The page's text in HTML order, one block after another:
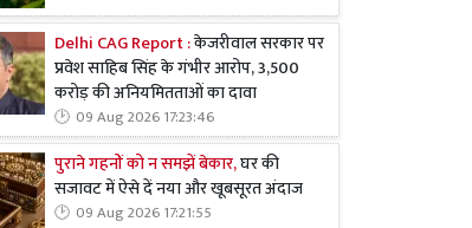
Delhi CAG Report :केजरीवाल सरकार पर
प्रवेश साहिब सिंह के गंभीर आरोप, 3,500
करोड़ की अनियमितताओं का दावा
09 Aug 2026 17:23:46
पुराने गहनों को न समझें बेकार,घर की
सजावट में ऐसे दें नया और खूबसूरत अंदाज
09 Aug 2026 17:21:55